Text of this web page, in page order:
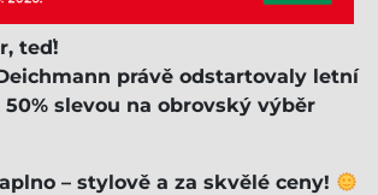
teď!
právě odstartovaly letní
slevou na obrovský výběr
– stylově a za skvělé ceny!